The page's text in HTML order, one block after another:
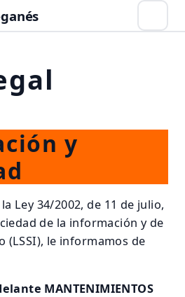
y
Ley 34/2002, de 11 de julio,
de la información y de
(LSSI), le informamos de
MANTENIMIENTOS